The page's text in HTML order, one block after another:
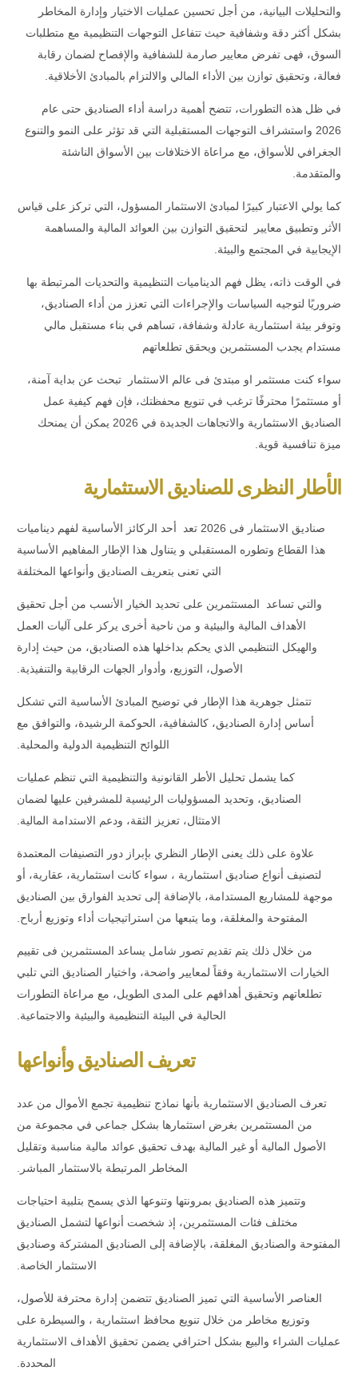
والتحليلات البيانية، من أجل تحسين عمليات الاختيار وإدارة المخاطر
بشكل أكثر دقة وشفافية حيث تتفاعل التوجهات التنظيمية مع متطلبات
السوق، فهى تفرض معايير صارمة للشفافية والإفصاح لضمان رقابة
فعالة، وتحقيق توازن بين الأداء المالي والالتزام بالمبادئ الأخلاقية.
في ظل هذه التطورات، تتضح أهمية دراسة أداء الصناديق حتى عام
2026 واستشراف التوجهات المستقبلية التي قد تؤثر على النمو والتنوع
الجغرافي للأسواق، مع مراعاة الاختلافات بين الأسواق الناشئة
والمتقدمة.
كما يولي الاعتبار كبيرًا لمبادئ الاستثمار المسؤول، التي تركز على قياس
الأثر وتطبيق معايير لتحقيق التوازن بين العوائد المالية والمساهمة
الإيجابية في المجتمع والبيئة.
في الوقت ذاته، يظل فهم الديناميات التنظيمية والتحديات المرتبطة بها
ضروريًا لتوجيه السياسات والإجراءات التي تعزز من أداء الصناديق،
وتوفر بيئة استثمارية عادلة وشفافة، تساهم في بناء مستقبل مالي
مستدام يجدب المستثمرين ويحقق تطلعاتهم
سواء كنت مستثمر او مبتدئ فى عالم الاستثمار تبحث عن بداية آمنة،
أو مستثمرًا محترفًا ترغب في تنويع محفظتك، فإن فهم كيفية عمل
الصناديق الاستثمارية والاتجاهات الجديدة في 2026 يمكن أن يمنحك
ميزة تنافسية قوية.
الأطار النظرى للصناديق الاستثمارية
صناديق الاستثمار فى 2026 تعد أحد الركائز الأساسية لفهم ديناميات
هذا القطاع وتطوره المستقبلي و يتناول هذا الإطار المفاهيم الأساسية
التي تعنى بتعريف الصناديق وأنواعها المختلفة
والتي تساعد المستثمرين على تحديد الخيار الأنسب من أجل تحقيق
الأهداف المالية والبيئية و من ناحية أخرى يركز على آليات العمل
والهيكل التنظيمي الذي يحكم بداخلها هذه الصناديق، من حيث إدارة
الأصول، التوزيع، وأدوار الجهات الرقابية والتنفيذية.
تتمثل جوهرية هذا الإطار في توضيح المبادئ الأساسية التي تشكل
أساس إدارة الصناديق، كالشفافية، الحوكمة الرشيدة، والتوافق مع
اللوائح التنظيمية الدولية والمحلية.
كما يشمل تحليل الأطر القانونية والتنظيمية التي تنظم عمليات
الصناديق، وتحديد المسؤوليات الرئيسية للمشرفين عليها لضمان
الامتثال، تعزيز الثقة، ودعم الاستدامة المالية.
علاوة على ذلك يعنى الإطار النظري بإبراز دور التصنيفات المعتمدة
لتصنيف أنواع صناديق استثمارية ، سواء كانت استثمارية، عقارية، أو
موجهة للمشاريع المستدامة، بالإضافة إلى تحديد الفوارق بين الصناديق
المفتوحة والمغلقة، وما يتبعها من استراتيجيات أداء وتوزيع أرباح.
من خلال ذلك يتم تقديم تصور شامل يساعد المستثمرين فى تقييم
الخيارات الاستثمارية وفقاً لمعايير واضحة، واختيار الصناديق التي تلبي
تطلعاتهم وتحقيق أهدافهم على المدى الطويل، مع مراعاة التطورات
الحالية في البيئة التنظيمية والبيئية والاجتماعية.
تعريف الصناديق وأنواعها
تعرف الصناديق الاستثمارية بأنها نماذج تنظيمية تجمع الأموال من عدد
من المستثمرين بغرض استثمارها بشكل جماعي في مجموعة من
الأصول المالية أو غير المالية بهدف تحقيق عوائد مالية مناسبة وتقليل
المخاطر المرتبطة بالاستثمار المباشر.
وتتميز هذه الصناديق بمرونتها وتنوعها الذي يسمح بتلبية احتياجات
مختلف فئات المستثمرين، إذ شخصت أنواعها لتشمل الصناديق
المفتوحة والصناديق المغلقة، بالإضافة إلى الصناديق المشتركة وصناديق
الاستثمار الخاصة.
العناصر الأساسية التي تميز الصناديق تتضمن إدارة محترفة للأصول،
وتوزيع مخاطر من خلال تنويع محافظ استثمارية ، والسيطرة على
عمليات الشراء والبيع بشكل احترافي يضمن تحقيق الأهداف الاستثمارية
المحددة.